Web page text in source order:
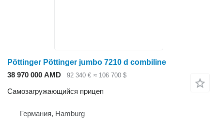
Pöttinger Pöttinger jumbo 7210 d combiline
38 970 000 AMD
92 340 € ≈ 106 700 $
Самозагружающийся прицеп
Германия, Hamburg